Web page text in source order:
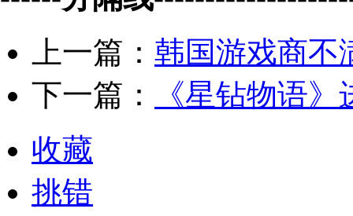
上一篇： 韩国游戏商不
下一篇：
《星钻物语
收藏
挑错